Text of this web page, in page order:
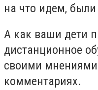
на что идем,
А как ваши дети
дистанционное
своими мнениями
комментариях.